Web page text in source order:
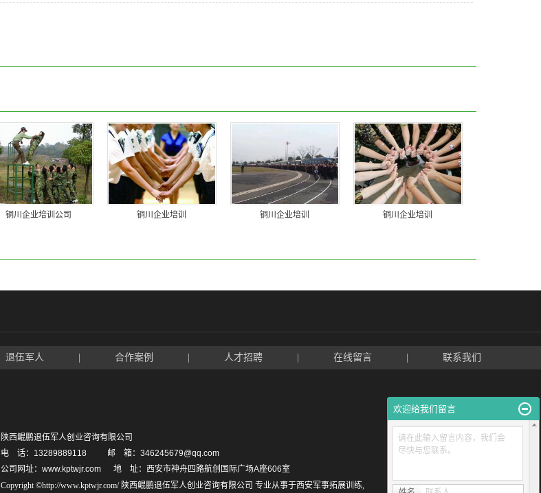
铜川企业培训公司 铜川企业培训 铜川企业培训 铜川企业培训
退伍军人 合作案例 人才招聘 在线留言 联系我们
陕西鲲鹏退伍军人创业咨询有限公司
电 话：13289889118 邮 箱：346245679@qq.com
公司网址：www.kptwjr.com 地 址：西安市神舟四路航创国际广场A座606室
Copyright ©http://www.kptwjr.com/ 陕西鲲鹏退伍军人创业咨询有限公司 专业从事于西安军事拓展训练,
欢迎给我们留言
请在此输入留言内容，我们会
尽快与您联系。